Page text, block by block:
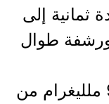
ثمانية إلى
ورشفة طوال
بدلا من ذلك أخد 400-900 ملليغرام من